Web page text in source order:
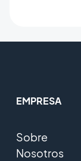
EMPRESA
Sobre
Nosotros